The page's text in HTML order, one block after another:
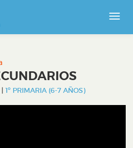
| 1º PRIMARIA (6-7 AÑOS)